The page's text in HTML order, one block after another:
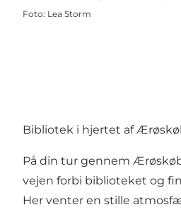
Foto: Lea Storm
Bibliotek i hjertet af
På din tur gennem
vejen forbi biblioteket og
Her venter en stille